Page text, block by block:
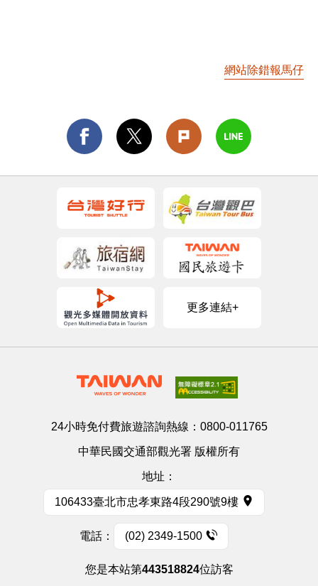
網站除錯報馬仔
更多連結+
24小時免付費旅遊諮詢熱線： 0800-011765
中華民國交通部觀光署 版權所有
地址：
106433臺北市忠孝東路4段290號9樓
電話： (02) 2349-1500
您是本站第443518824位訪客